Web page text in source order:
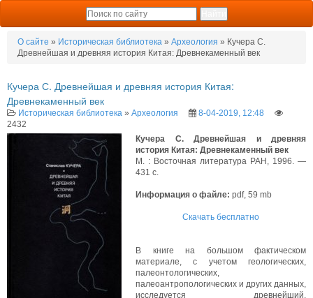
О сайте » Историческая библиотека » Археология » Кучера С.
Древнейшая и древняя история Китая: Древнекаменный век
Кучера С. Древнейшая и древняя история Китая:
Древнекаменный век
Историческая библиотека » Археология
8-04-2019, 12:48
2432
Кучера С. Древнейшая и древняя
история Китая: Древнекаменный век
М. : Восточная литература РАН, 1996. —
431 с.
Информация о файле: pdf, 59 mb
Скачать бесплатно
В книге на большом фактическом
материале, с учетом геологических,
палеонтологических,
палеоантропологических и других данных,
исследуется древнейший,